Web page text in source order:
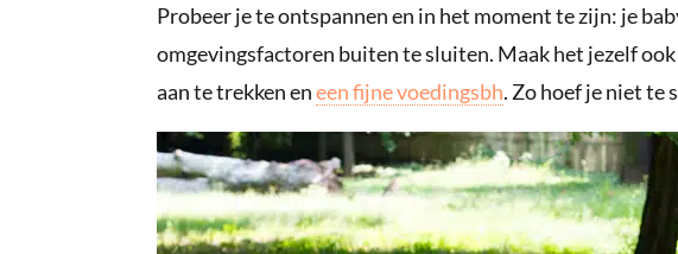
Probeer je te ontspannen en in het moment te zijn: je
omgevingsfactoren buiten te sluiten. Maak het jezelf
aan te trekken eneen fijne voedingsbh. Zo hoef je niet te